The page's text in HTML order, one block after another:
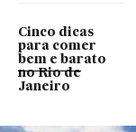
Cinco dicas
para comer
bem e barato
no Rio de
Janeiro